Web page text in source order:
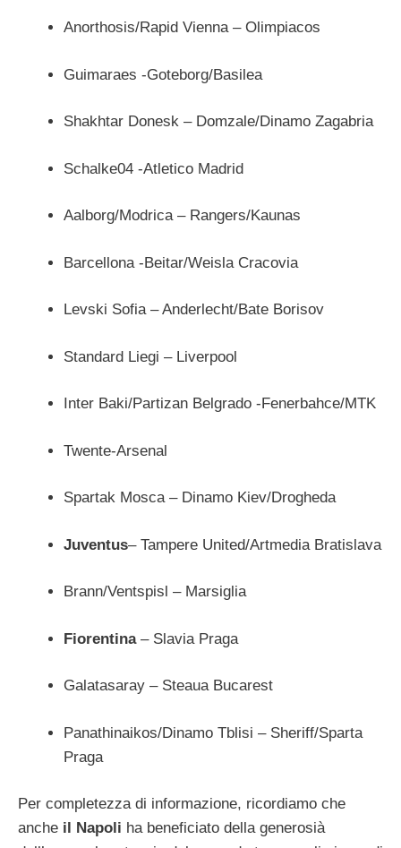
Anorthosis/Rapid Vienna – Olimpiacos
Guimaraes -Goteborg/Basilea
Shakhtar Donesk – Domzale/Dinamo Zagabria
Schalke04 -Atletico Madrid
Aalborg/Modrica – Rangers/Kaunas
Barcellona -Beitar/Weisla Cracovia
Levski Sofia – Anderlecht/Bate Borisov
Standard Liegi – Liverpool
Inter Baki/Partizan Belgrado -Fenerbahce/MTK
Twente-Arsenal
Spartak Mosca – Dinamo Kiev/Drogheda
Juventus– Tampere United/Artmedia Bratislava
Brann/Ventspisl – Marsiglia
Fiorentina– Slavia Praga
Galatasaray – Steaua Bucarest
Panathinaikos/Dinamo Tblisi – Sheriff/Sparta
Praga
Per completezza di informazione, ricordiamo che
anche il Napoli ha beneficiato della generosià